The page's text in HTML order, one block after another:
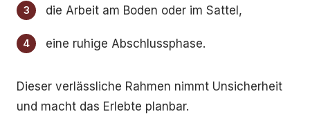
die Arbeit am Boden oder im Sattel,
eine ruhige Abschlussphase.
Dieser verlässliche Rahmen nimmt Unsicherheit
und macht das Erlebte planbar.